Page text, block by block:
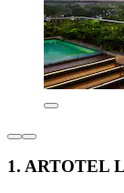
1. ARTOTEL